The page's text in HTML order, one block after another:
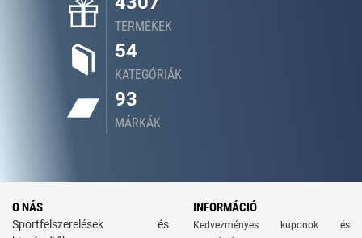
TERMÉKEK
54
KATEGÓRIÁK
93
MÁRKÁK
O NÁS
Sportfelszerelések és
INFORMÁCIÓ
Kedvezményes kuponok és